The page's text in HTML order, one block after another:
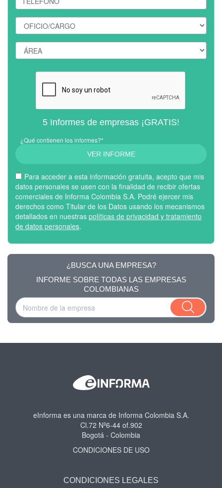
5 Informes de empresas ¡GRATIS!
¿Qué contienen los informes?*
VER INFORME
Para acceder a esta información gratuita, acepto que mis
datos personales se usen con la finalidad de recibir ofertas
comerciales de Informa Colombia S.A. Podré ejercer mis
derechos como Titular de los Datos usando los mecanismos
detallados en nuestras políticas de privacidad y tratamiento
de datos personales.
¿BUSCA UNA EMPRESA?
INFORME SOBRE TODAS LAS EMPRESAS
COLOMBIANAS
eInforma es una marca de Informa Colombia S.A.
Cl.72 Nº6-44 of.902
Bogotá - Colombia
CONDICIONES DE USO
CONDICIONES LEGALES